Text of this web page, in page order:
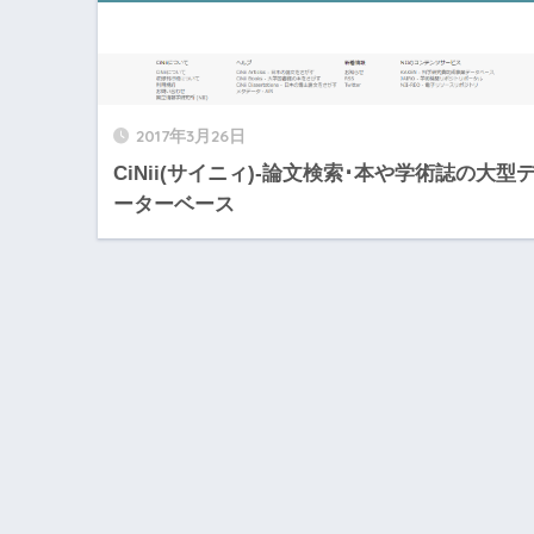
2017年3月26日
CiNii(サイニィ)-論文検索･本や学術誌の大型
ーターベース